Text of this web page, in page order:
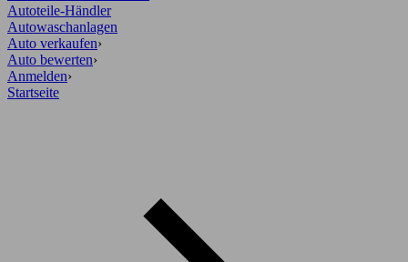
Autoteile-Händler
Autowaschanlagen
Auto verkaufen›
Auto bewerten›
Anmelden›
Startseite